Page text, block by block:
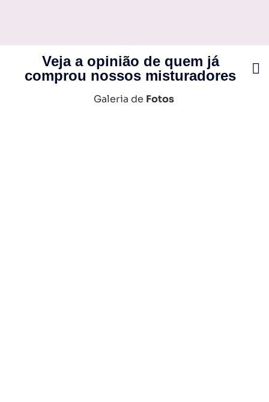
Veja a opinião de quem já
comprou nossos misturadores
Galeria de Fotos